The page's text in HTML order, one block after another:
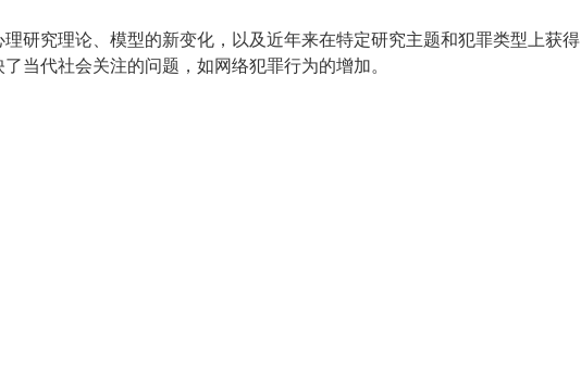
研究理论、模型的新变化，以及近年来在特定研究主题和犯罪类型上获得
当代社会关注的问题，如网络犯罪行为的增加。